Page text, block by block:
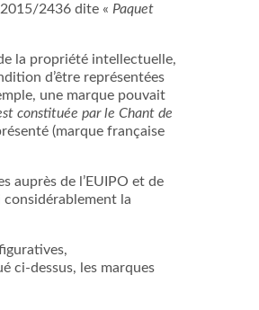
2436 dite « Paquet
la propriété intellectuelle,
d’être représentées
une marque pouvait
constituée par le Chant de
(marque française
auprès de l’EUIPO et de
considérablement la
ci-dessus, les marques